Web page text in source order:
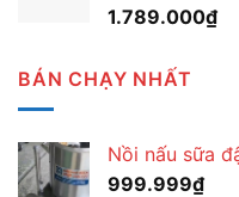
1.789.000₫
BÁN CHẠY NHẤT
Nồi nấu sữa
999.999₫